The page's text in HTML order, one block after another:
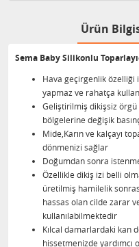
Ürün
Sema Baby Silikonlu
Hava geçirgenlik özelliği
yapmaz ve rahatça
Geliştirilmiş dikişsiz örgü
bölgelerine değişik
Mide,Karın ve kalçayı
dönmenizi sağlar
Doğumdan sonra
Özellikle dikiş izi belli
üretilmiş hamilelik
hassas olan cilde zarar
kullanılabilmektedir
Kılcal damarlardaki kan
hissetmenizde yardımcı